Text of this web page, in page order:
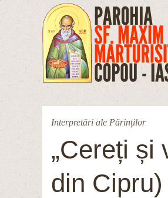
Mergi la conţinutul principal
Interpretări ale Părinților
„Cereți și
din Cipru)